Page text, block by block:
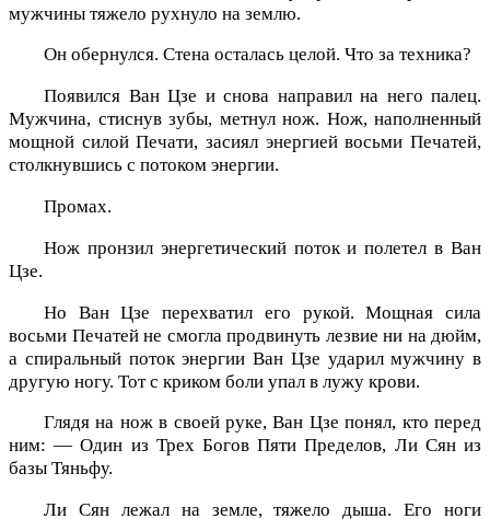
мужчины тяжело рухнуло на землю.
Он обернулся. Стена осталась целой. Что за техника?
Появился Ван Цзе и снова направил на него палец.
Мужчина, стиснув зубы, метнул нож. Нож, наполненный
мощной силой Печати, засиял энергией восьми Печатей,
столкнувшись с потоком энергии.
Промах.
Нож пронзил энергетический поток и полетел в Ван
Цзе.
Но Ван Цзе перехватил его рукой. Мощная сила
восьми Печатей не смогла продвинуть лезвие ни на дюйм,
а спиральный поток энергии Ван Цзе ударил мужчину в
другую ногу. Тот с криком боли упал в лужу крови.
Глядя на нож в своей руке, Ван Цзе понял, кто перед
ним: — Один из Трех Богов Пяти Пределов, Ли Сян из
базы Тяньфу.
Ли Сян лежал на земле, тяжело дыша. Его ноги